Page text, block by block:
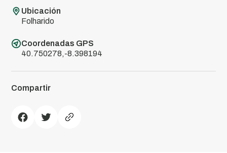
Ubicación
Folharido
Coordenadas GPS
40.750278,-8.398194
Compartir